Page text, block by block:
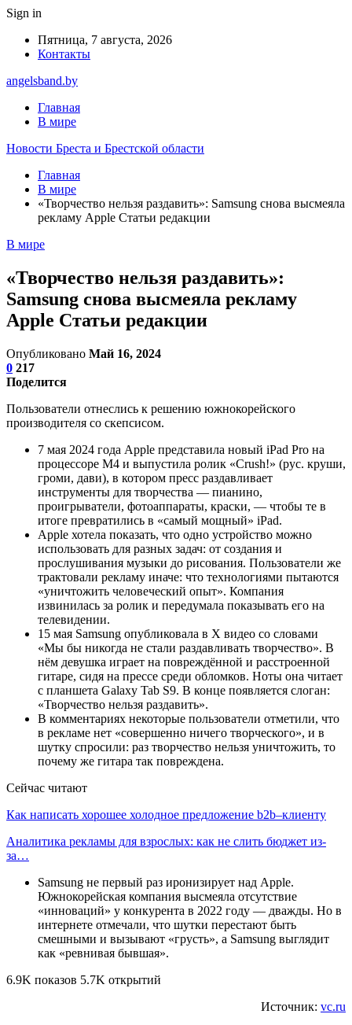
Sign in
Пятница, 7 августа, 2026
Контакты
angelsband.by
Главная
В мире
Новости Бреста и Брестской области
Главная
В мире
«Творчество нельзя раздавить»: Samsung снова высмеяла
рекламу Apple Статьи редакции
В мире
«Творчество нельзя раздавить»:
Samsung снова высмеяла рекламу
Apple Статьи редакции
Опубликовано Май 16, 2024
0 217
Поделится
Пользователи отнеслись к решению южнокорейского
производителя со скепсисом.
7 мая 2024 года Apple представила новый iPad Pro на
процессоре M4 и выпустила ролик «Crush!» (рус. круши,
громи, дави), в котором пресс раздавливает
инструменты для творчества — пианино,
проигрыватели, фотоаппараты, краски, — чтобы те в
итоге превратились в «самый мощный» iPad.
Apple хотела показать, что одно устройство можно
использовать для разных задач: от создания и
прослушивания музыки до рисования. Пользователи же
трактовали рекламу иначе: что технологиями пытаются
«уничтожить человеческий опыт». Компания
извинилась за ролик и передумала показывать его на
телевидении.
15 мая Samsung опубликовала в Х видео со словами
«Мы бы никогда не стали раздавливать творчество». В
нём девушка играет на повреждённой и расстроенной
гитаре, сидя на прессе среди обломков. Ноты она читает
с планшета Galaxy Tab S9. В конце появляется слоган:
«Творчество нельзя раздавить».
В комментариях некоторые пользователи отметили, что
в рекламе нет «совершенно ничего творческого», и в
шутку спросили: раз творчество нельзя уничтожить, то
почему же гитара так повреждена.
Сейчас читают
Как написать хорошее холодное предложение b2b–клиенту
Аналитика рекламы для взрослых: как не слить бюджет из-
за…
Samsung не первый раз иронизирует над Apple.
Южнокорейская компания высмеяла отсутствие
«инноваций» у конкурента в 2022 году — дважды. Но в
интернете отмечали, что шутки перестают быть
смешными и вызывают «грусть», а Samsung выглядит
как «ревнивая бывшая».
6.9K показов 5.7K открытий
Источник: vc.ru